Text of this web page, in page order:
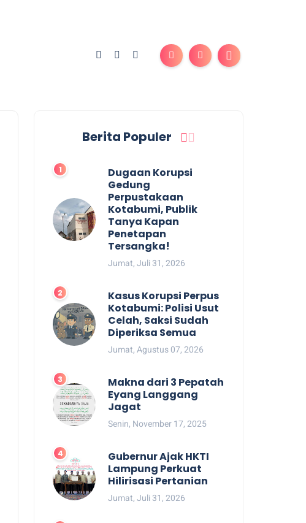
Berita Populer
Dugaan Korupsi
Gedung
Perpustakaan
Kotabumi, Publik
Tanya Kapan
Penetapan
Tersangka!
Jumat, Juli 31, 2026
Kasus Korupsi Perpus
Kotabumi: Polisi Usut
Celah, Saksi Sudah
Diperiksa Semua
Jumat, Agustus 07, 2026
Makna dari 3 Pepatah
Eyang Langgang
Jagat
Senin, November 17, 2025
Gubernur Ajak HKTI
Lampung Perkuat
Hilirisasi Pertanian
Jumat, Juli 31, 2026